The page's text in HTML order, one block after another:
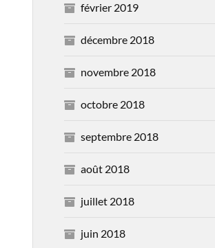
février 2019
décembre 2018
novembre 2018
octobre 2018
septembre 2018
août 2018
juillet 2018
juin 2018